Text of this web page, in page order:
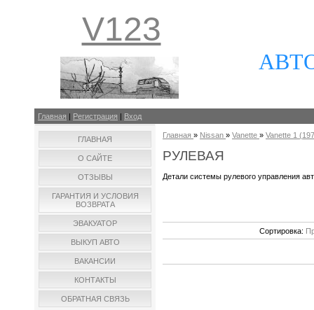
V123
Главная | Регистрация | Вход
ГЛАВНАЯ
О САЙТЕ
ОТЗЫВЫ
ГАРАНТИЯ И УСЛОВИЯ
ВОЗВРАТА
ЭВАКУАТОР
ВЫКУП АВТО
ВАКАНСИИ
КОНТАКТЫ
ОБРАТНАЯ СВЯЗЬ
Главная » Nissan » Vanette » Vanette 1
РУЛЕВАЯ
Детали системы рулевого управления
Сортировка: